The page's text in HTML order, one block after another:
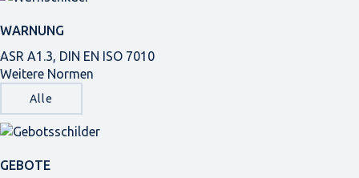
WARNUNG
ASR A1.3, DIN EN ISO 7010
Weitere Normen
Alle
GEBOTE